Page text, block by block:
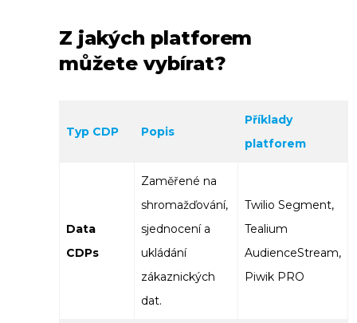
Z jakých platforem
můžete vybírat?
Typ CDP Popis
Příklady
platforem
Data
CDPs
Zaměřené na
shromažďování,
sjednocení a
ukládání
zákaznických
dat.
Twilio Segment,
Tealium
AudienceStream,
Piwik PRO